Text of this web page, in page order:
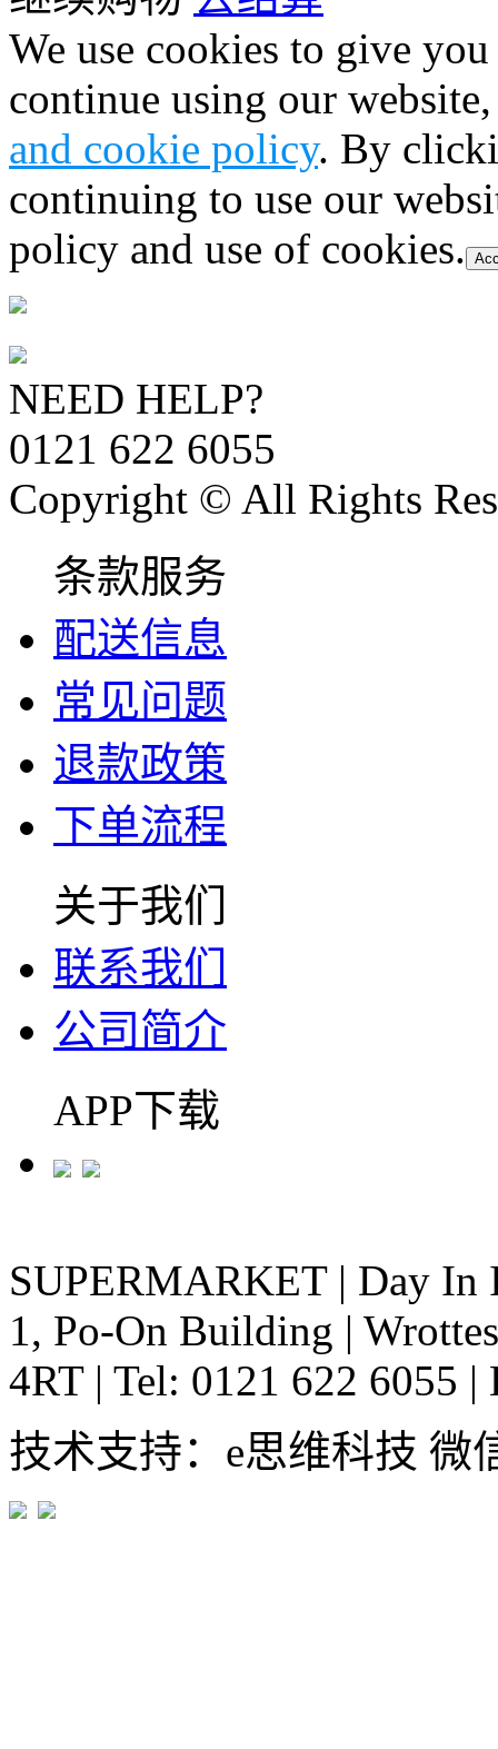
We use cookies to give
continue using our
and cookie policy. By
continuing to use our
policy and use of cookies.
NEED HELP?
0121 622 6055
Copyright © All Rights
条款服务
配送信息
常见问题
退款政策
下单流程
关于我们
联系我们
公司简介
APP下载
SUPERMARKET | Day In
1, Po-On Building |
4RT | Tel: 0121 622 6055 |
技术支持：e思维科技 微